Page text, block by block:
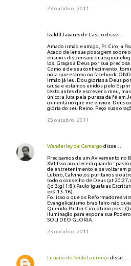
23 outubro, 2011
Izaldil Tavares de Castro disse…
Amado irmão e amigo, Pr. Ciro, a
Acabo de ler sua postagem sobre
ensinos dispensam quaisquer
los. Graças a Deus por sua
Como é de seu conhecimento,
nota que escrevi no facebook:
irmão já leu. Dou glorias a Deus
causa e estamos unidos pelo
texto antes de escrever o meu,
único: a luta pela pureza da fé em
comentário que me enviou. Deus
glória do seu Reino. Peço suas
23 outubro, 2011
Wanderley de Camargo disse…
Precisamos de um Avivamento no
XVI,Isso acontecerà quando
de entretenimento e,se voltarem
Lutero,Calvino,os puritanos e
todo o conselho de Deus (at
(jd 3;gl 1:8 ).Paulo iguala as
ex9:13-16).
Foi isso o que os Reformadores
Evangelicalismo brasileiro não
Querido Pastor Ciro,ótimo
iluminação para expor a sua
SOLI DEO GLORIA.
23 outubro, 2011
Luciano de Paula Lourenço disse…